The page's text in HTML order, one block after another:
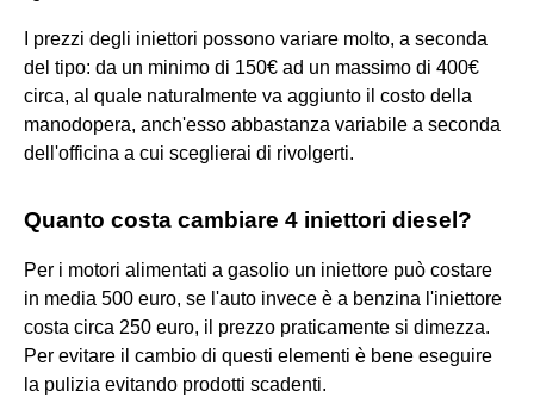
I prezzi degli iniettori possono variare molto, a seconda
del tipo: da un minimo di 150€ ad un massimo di 400€
circa, al quale naturalmente va aggiunto il costo della
manodopera, anch'esso abbastanza variabile a seconda
dell'officina a cui sceglierai di rivolgerti.
Quanto costa cambiare 4 iniettori diesel?
Per i motori alimentati a gasolio un iniettore può costare
in media 500 euro, se l'auto invece è a benzina l'iniettore
costa circa 250 euro, il prezzo praticamente si dimezza.
Per evitare il cambio di questi elementi è bene eseguire
la pulizia evitando prodotti scadenti.